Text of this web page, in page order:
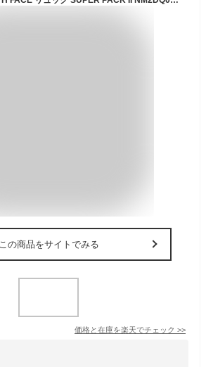
この商品をサイトでみる
価格と在庫を楽天でチェック >>